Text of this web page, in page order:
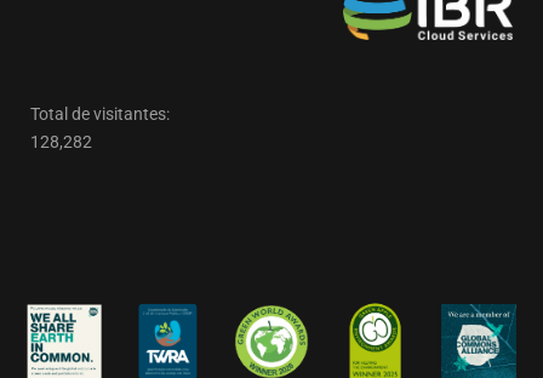
Total de visitantes:
128,282